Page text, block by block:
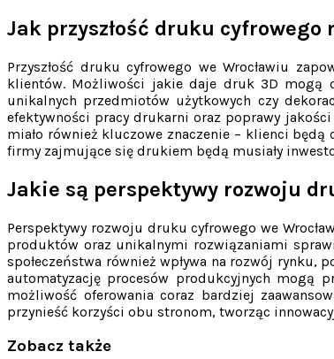
Jak przyszłość druku cyfrowego
Przyszłość druku cyfrowego we Wrocławiu
klientów. Możliwości jakie daje druk 3D mogą
unikalnych przedmiotów użytkowych czy
efektywności pracy drukarni oraz poprawy
miało również kluczowe znaczenie – klienci
firmy zajmujące się drukiem będą musiały
Jakie są perspektywy rozwoju
Perspektywy rozwoju druku cyfrowego we
produktów oraz unikalnymi rozwiązaniami
społeczeństwa również wpływa na rozwój
automatyzację procesów produkcyjnych mogą
możliwość oferowania coraz bardziej
przynieść korzyści obu stronom, tworząc
Zobacz także